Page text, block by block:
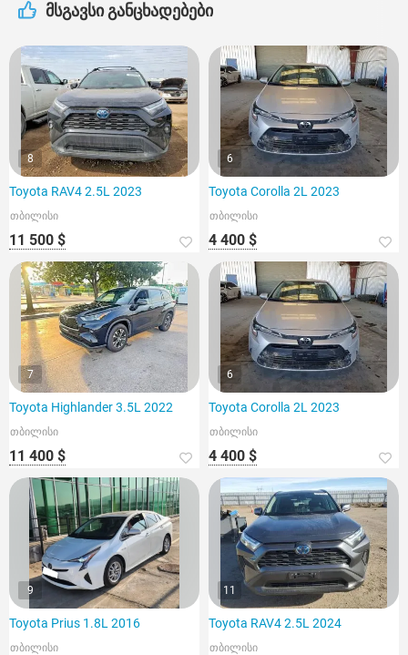
მსგავსი განცხადებები
8
Toyota RAV4 2.5L 2023
თბილისი
11 500 $
6
Toyota Corolla 2L 2023
თბილისი
4 400 $
7
Toyota Highlander 3.5L 2022
თბილისი
11 400 $
6
Toyota Corolla 2L 2023
თბილისი
4 400 $
9
Toyota Prius 1.8L 2016
თბილისი
11
Toyota RAV4 2.5L 2024
თბილისი